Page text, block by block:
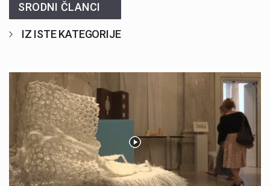
SRODNI ČLANCI
IZ ISTE KATEGORIJE